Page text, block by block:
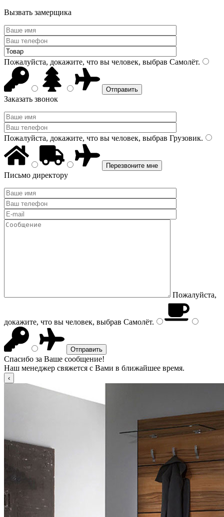
Вызвать замерщика
Пожалуйста, докажите, что вы человек, выбрав Самолёт.
Заказать звонок
Пожалуйста, докажите, что вы человек, выбрав Грузовик.
Письмо директору
Пожалуйста,
докажите, что вы человек, выбрав Самолёт.
Спасибо за Ваше сообщение!
Наш менеджер свяжется с Вами в ближайшее время.